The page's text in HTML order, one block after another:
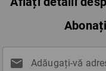
mail Adăugați-vă